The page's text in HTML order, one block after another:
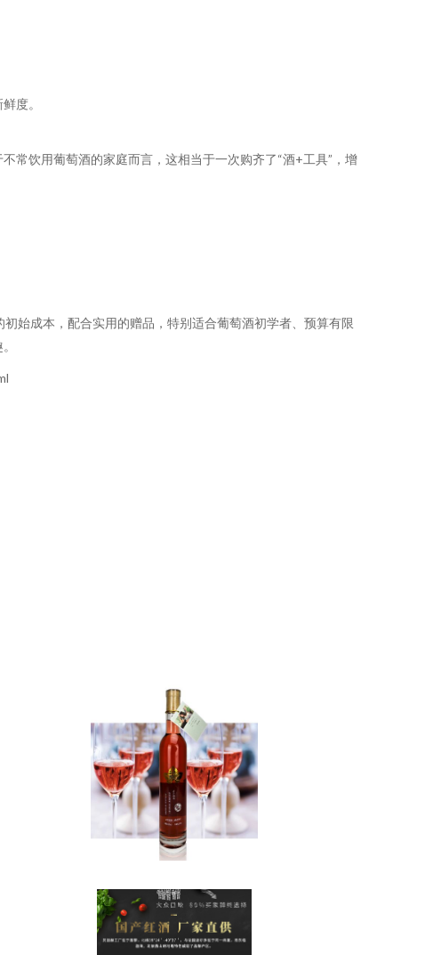
度。
常饮用葡萄酒的家庭而言，这相当于一次购齐了“酒+工具”，增
始成本，配合实用的赠品，特别适合葡萄酒初学者、预算有限